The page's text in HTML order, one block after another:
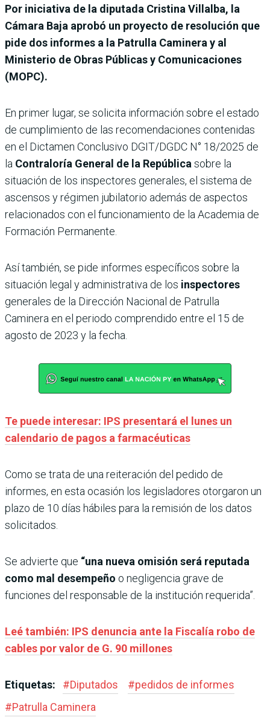
Por iniciativa de la diputada Cristina Villalba, la
Cámara Baja aprobó un proyecto de resolución que
pide dos informes a la Patrulla Caminera y al
Ministerio de Obras Públicas y Comunicaciones
(MOPC).
En primer lugar, se solicita información sobre el estado
de cumplimiento de las recomendaciones contenidas
en el Dictamen Conclusivo DGIT/DGDC N° 18/2025 de
la Contraloría General de la República sobre la
situación de los inspectores generales, el sistema de
ascensos y régimen jubilatorio además de aspectos
relacionados con el funcionamiento de la Academia de
Formación Permanente.
Así también, se pide informes específicos sobre la
situación legal y administrativa de los inspectores
generales de la Dirección Nacional de Patrulla
Caminera en el periodo comprendido entre el 15 de
agosto de 2023 y la fecha.
Te puede interesar: IPS presentará el lunes un
calendario de pagos a farmacéuticas
Como se trata de una reiteración del pedido de
informes, en esta ocasión los legisladores otorgaron un
plazo de 10 días hábiles para la remisión de los datos
solicitados.
Se advierte que “una nueva omisión será reputada
como mal desempeño o negligencia grave de
funciones del responsable de la institución requerida”.
Leé también: IPS denuncia ante la Fiscalía robo de
cables por valor de G. 90 millones
Etiquetas: #Diputados #pedidos de informes
#Patrulla Caminera